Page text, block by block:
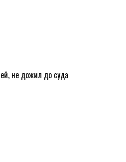
не дожил до суда